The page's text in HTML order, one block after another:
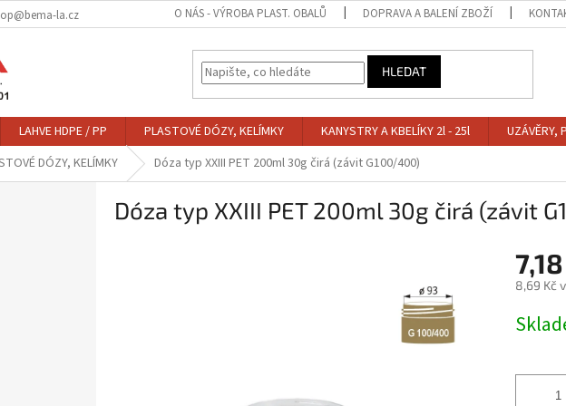
la.cz O NÁS - VÝROBA PLAST. OBALŮ DOPRAVA A BALENÍ ZBOŽÍ
HLEDAT
LAHVE HDPE / PP PLASTOVÉ DÓZY, KELÍMKY KANYSTRY A KBELÍKY 2l - 25l UZÁVĚRY,
DÓZY, KELÍMKY Dóza typ XXIII PET 200ml 30g čirá (závit G100/400)
Dóza typ XXIII PET 200ml 30g čirá (závit
8,69 Kč
cena: